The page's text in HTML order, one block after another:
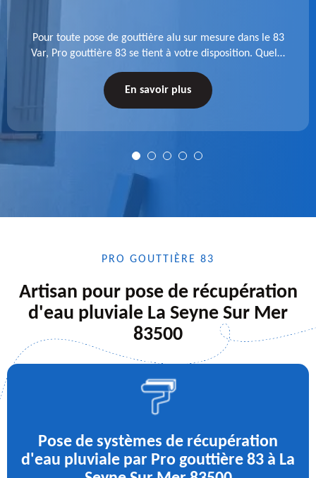
Pour toute pose de gouttière alu sur mesure dans le 83
Var, Pro gouttière 83 se tient à votre disposition. Quelle
nous confiance.
En savoir plus
PRO GOUTTIÈRE 83
Artisan pour pose de récupération
d'eau pluviale La Seyne Sur Mer
83500
Pose de systèmes de récupération
d'eau pluviale par Pro gouttière 83 à La